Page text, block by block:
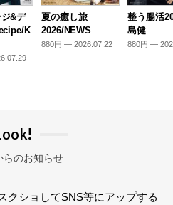
&デ
K
夏の癒し旅
2026/NEWS
880円 — 2026.07.22
整う腸活
島健
880円 —
らのお知らせ
クショしてSNS等にアップする